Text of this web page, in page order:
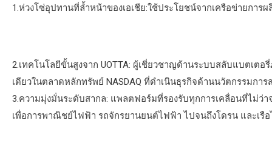
1.ห่วงโซ่อุปทานที่ล้ำหน้าของเอเชีย:ใช้ประโยชน์จากเครือข่ายกา
2.เทคโนโลยีขั้นสูงจาก UOTTA: ผู้เชี่ยวชาญด้านระบบสลับแบตเตอ
เดียวในตลาดหลักทรัพย์ NASDAQ ที่ดำเนินธุรกิจด้านนวัตกรรมกา
3.ความมุ่งมั่นระดับสากล: แพลตฟอร์มที่รองรับทุกการเคลื่อนที่ไม่ว่
เพื่อการพาณิชย์ไฟฟ้า รถจักรยานยนต์ไฟฟ้า ไปจนถึงโดรน และเรื